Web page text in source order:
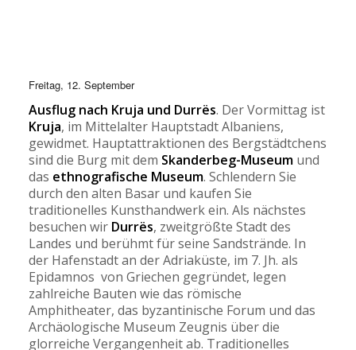
Freitag, 12. September
Ausflug nach Kruja und Durrës. Der Vormittag ist
Kruja, im Mittelalter Hauptstadt Albaniens,
gewidmet. Hauptattraktionen des Bergstädtchens
sind die Burg mit dem Skanderbeg-Museumund
das ethnografische Museum. Schlendern Sie
durch den alten Basar und kaufen Sie
traditionelles Kunsthandwerk ein. Als nächstes
besuchen wirDurrës, zweitgrößte Stadt des
Landes und berühmt für seine Sandstrände. In
der Hafenstadt an der Adriaküste, im 7. Jh. als
Epidamnos von Griechen gegründet, legen
zahlreiche Bauten wie das römische
Amphitheater, das byzantinische Forum und das
Archäologische Museum Zeugnis über die
glorreiche Vergangenheit ab. Traditionelles